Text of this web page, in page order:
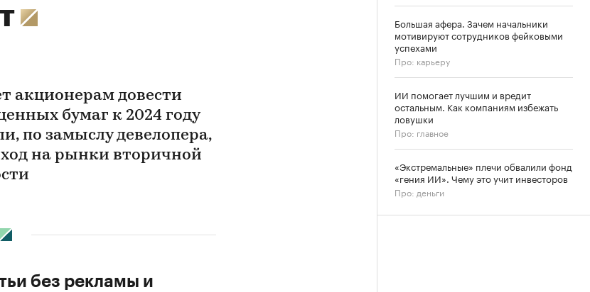
акционерам довести
бумаг к 2024 году
по замыслу девелопера,
на рынки вторичной
без рекламы и
Большая афера. Зачем начальники
мотивируют сотрудников фейковыми
успехами
Про: карьеру
ИИ помогает лучшим и вредит
остальным. Как компаниям избежать
ловушки
Про: главное
«Экстремальные» плечи обвалили фонд
«гения ИИ». Чему это учит инвесторов
Про: деньги